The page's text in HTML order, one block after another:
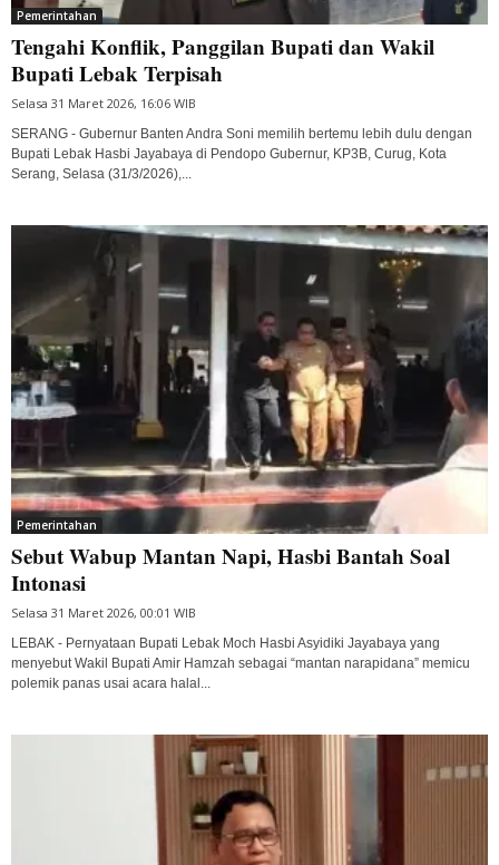
Pemerintahan
Tengahi Konflik, Panggilan Bupati dan Wakil
Bupati Lebak Terpisah
Selasa 31 Maret 2026, 16:06 WIB
SERANG - Gubernur Banten Andra Soni memilih bertemu lebih dulu dengan
Bupati Lebak Hasbi Jayabaya di Pendopo Gubernur, KP3B, Curug, Kota
Serang, Selasa (31/3/2026),...
Pemerintahan
Sebut Wabup Mantan Napi, Hasbi Bantah Soal
Intonasi
Selasa 31 Maret 2026, 00:01 WIB
LEBAK - Pernyataan Bupati Lebak Moch Hasbi Asyidiki Jayabaya yang
menyebut Wakil Bupati Amir Hamzah sebagai “mantan narapidana” memicu
polemik panas usai acara halal...